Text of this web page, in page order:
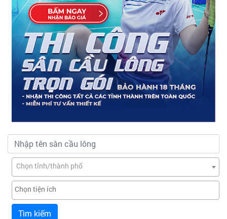
Chọn tỉnh/thành phố
Tìm kiếm